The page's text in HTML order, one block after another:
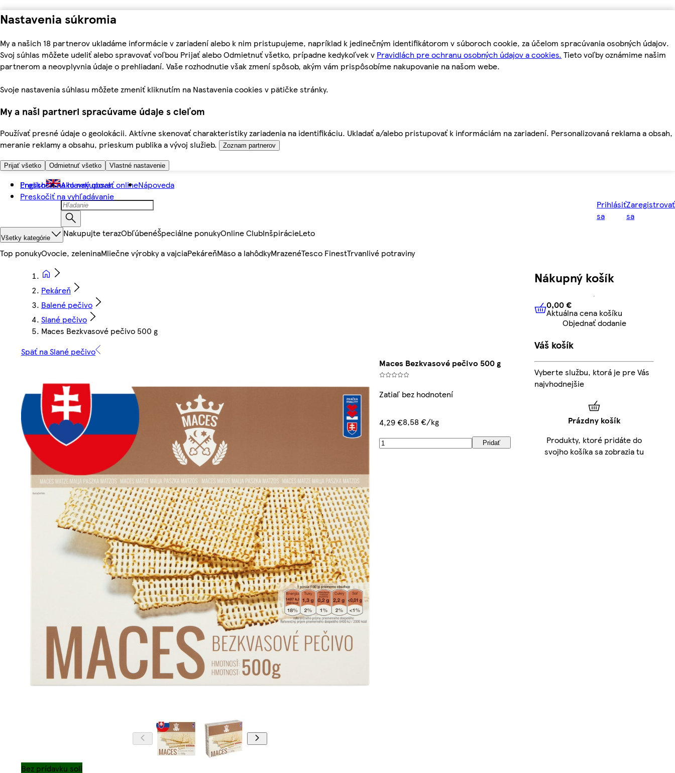
Nastavenia súkromia
My a našich 18 partnerov ukladáme informácie v zariadení alebo k nim pristupujeme, napríklad k jedinečným identifikátorom v súboroch cookie, za účelom spracúvania osobných údajov.
Svoj súhlas môžete udeliť alebo spravovať voľbou Prijať alebo Odmietnuť všetko, prípadne kedykoľvek v Pravidlách pre ochranu osobných údajov a cookies. Tieto voľby oznámime našim
partnerom a neovplyvnia údaje o prehliadaní. Vaše rozhodnutie však zmení spôsob, akým vám prispôsobíme nakupovanie na našom webe.
Svoje nastavenia súhlasu môžete zmeniť kliknutím na Nastavenia cookies v pätičke stránky.
My a naši partneri spracúvame údaje s cieľom
Používať presné údaje o geolokácii. Aktívne skenovať charakteristiky zariadenia na identifikáciu. Ukladať a/alebo pristupovať k informáciám na zariadení. Personalizovaná reklama a obsah,
meranie reklamy a obsahu, prieskum publika a vývoj služieb.
Zoznam partnerov
Prijať všetko Odmietnuť všetko Vlastné nastavenie
Preskočiť na hlavný obsah
Preskočiť na vyhľadávanie
English Ako nakupovať onlineNápoveda
Prihlásiť
sa
Zaregistrovať
sa
Všetky kategórie Nakupujte terazObľúbenéŠpeciálne ponukyOnline ClubInšpirácieLeto
Top ponukyOvocie, zeleninaMliečne výrobky a vajciaPekáreňMäso a lahôdkyMrazenéTesco FinestTrvanlivé potraviny
Pekáreň
Balené pečivo
Slané pečivo
Maces Bezkvasové pečivo 500 g
Späť na Slané pečivo
Maces Bezkvasové pečivo 500 g
Zatiaľ bez hodnotení
4,29 €8,58 €/kg
Pridať
Bez prídavku soli
Nákupný košík
0,00 € Aktuálna cena košíku
0,00 €
Aktuálna cena košíku
Objednať dodanie
Váš košík
Vyberte službu, ktorá je pre Vás
najvhodnejšie
Prázdny košík
Produkty, ktoré pridáte do
svojho košíka sa zobrazia tu